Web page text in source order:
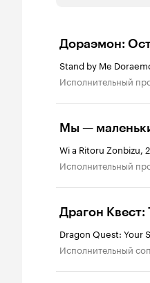
Дораэмон:
Stand by Me
исполнительный
Мы —
Wi a Ritoru Zonbizu,
исполнительный
Драгон Квест:
Dragon Quest: Your
исполнительный